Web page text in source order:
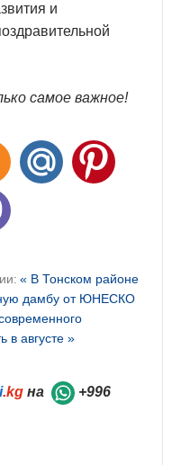
и
самое важное!
« В Тонском районе
дамбу от ЮНЕСКО
в августе »
.kg на
+996